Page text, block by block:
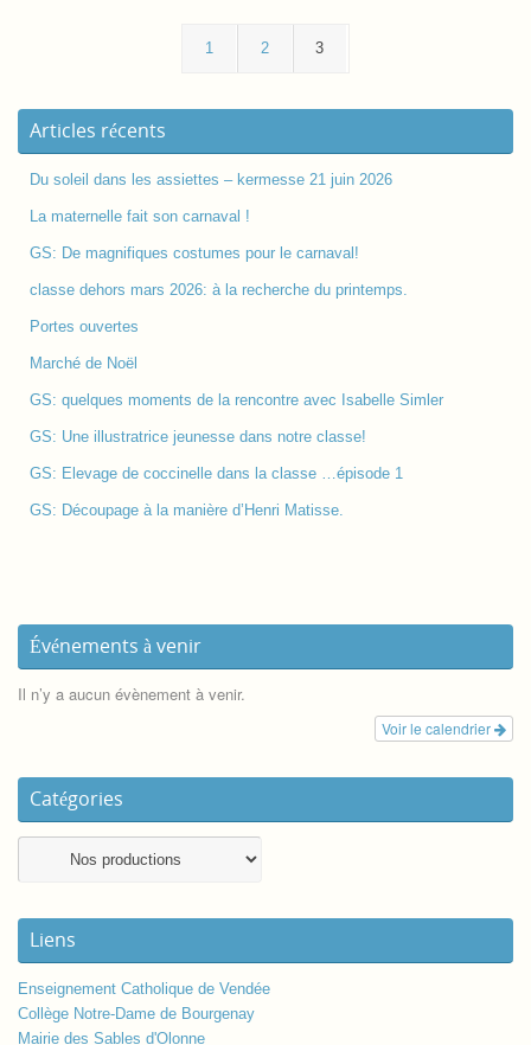
1 2 3
Articles récents
Du soleil dans les assiettes – kermesse 21 juin 2026
La maternelle fait son carnaval !
GS: De magnifiques costumes pour le carnaval!
classe dehors mars 2026: à la recherche du printemps.
Portes ouvertes
Marché de Noël
GS: quelques moments de la rencontre avec Isabelle Simler
GS: Une illustratrice jeunesse dans notre classe!
GS: Elevage de coccinelle dans la classe …épisode 1
GS: Découpage à la manière d’Henri Matisse.
Événements à venir
Il n’y a aucun évènement à venir.
Voir le calendrier
Catégories
Liens
Enseignement Catholique de Vendée
Collège Notre-Dame de Bourgenay
Mairie des Sables d'Olonne